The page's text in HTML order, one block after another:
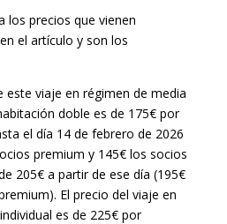
los precios que vienen
el artículo y son los
este viaje en régimen de media
doble es de 175€ por
el día 14 de febrero de 2026
premium y 145€ los socios
205€ a partir de ese día (195€
El precio del viaje en
es de 225€ por